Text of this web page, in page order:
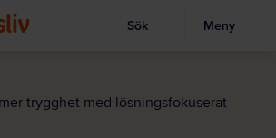
huvudinnehållet
Visa sökruta
Sök Meny
trygghet med lösningsfokuserat